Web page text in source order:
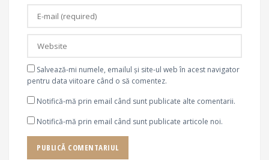
Salvează-mi numele, emailul și site-ul web în acest navigator
pentru data viitoare când o să comentez.
Notifică-mă prin email când sunt publicate alte comentarii.
Notifică-mă prin email când sunt publicate articole noi.